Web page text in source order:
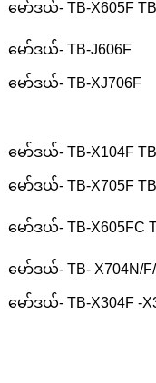
မော်ဒယ်- TB-X605F
မော်ဒယ်- TB-J606F
မော်ဒယ်- TB-XJ706F
မော်ဒယ်- TB-X104F
မော်ဒယ်- TB-X705F
မော်ဒယ်- TB-X605FC
မော်ဒယ်- TB- X704N/
မော်ဒယ်- TB-X304F -